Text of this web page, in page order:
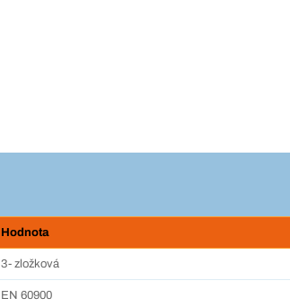
Hodnota
3- zložková
EN 60900